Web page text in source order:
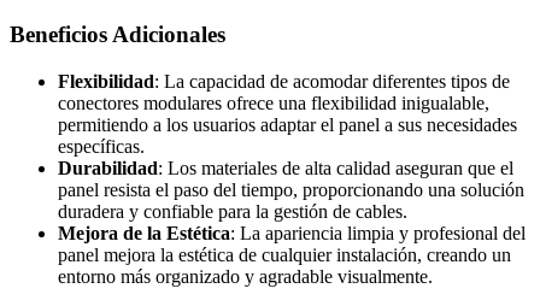
Beneficios Adicionales
Flexibilidad: La capacidad de acomodar diferentes tipos de
conectores modulares ofrece una flexibilidad inigualable,
permitiendo a los usuarios adaptar el panel a sus necesidades
específicas.
Durabilidad: Los materiales de alta calidad aseguran que el
panel resista el paso del tiempo, proporcionando una solución
duradera y confiable para la gestión de cables.
Mejora de la Estética: La apariencia limpia y profesional del
panel mejora la estética de cualquier instalación, creando un
entorno más organizado y agradable visualmente.